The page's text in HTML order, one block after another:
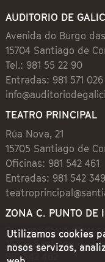
AUDITORIO DE
Avenida do Burgo
15704 Santiago de
Tel.: 981 55 22 90
Entradas: 981 571
TEATRO PRINCIPAL
Rúa Nova, 21
15705 Santiago de
Oficinas: 981 542 461
Entradas: 981 542 349
ZONA C. PUNTO DE
Preguntoiro, 1 (Praza
15704 Santiago de
981 542 462
Utilizamos cookies
nosos servizos,